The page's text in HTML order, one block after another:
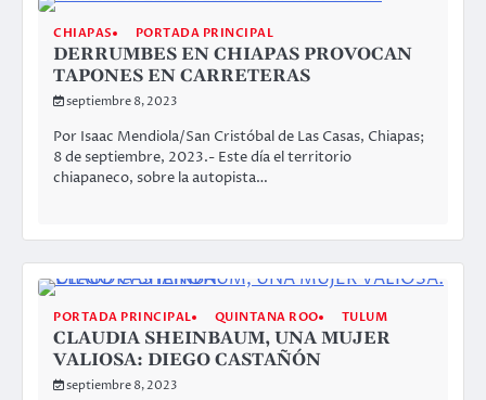
CHIAPAS PORTADA PRINCIPAL
DERRUMBES EN CHIAPAS PROVOCAN
TAPONES EN CARRETERAS
septiembre 8, 2023
Por Isaac Mendiola/San Cristóbal de Las Casas, Chiapas;
8 de septiembre, 2023.- Este día el territorio
chiapaneco, sobre la autopista…
PORTADA PRINCIPAL QUINTANA ROO TULUM
CLAUDIA SHEINBAUM, UNA MUJER
VALIOSA: DIEGO CASTAÑÓN
septiembre 8, 2023